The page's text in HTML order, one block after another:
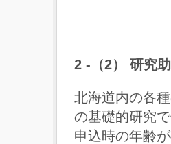
2 -（2） 研究
北海道内の各
の基礎的研究
申込時の年齢